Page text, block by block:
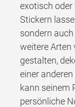
exotisch oder
Stickern
sondern
weitere Arten
gestalten,
einer
kann seinem
persönliche